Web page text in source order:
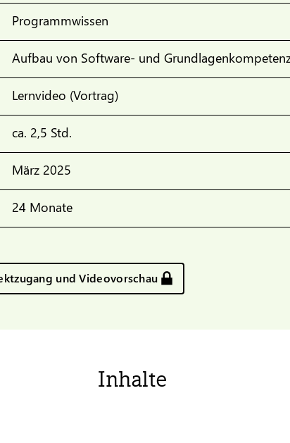
Programmwissen
Aufbau von Software- und
Lernvideo (Vortrag)
ca. 2,5 Std.
März 2025
24 Monate
und Videovorschau
Inhalte